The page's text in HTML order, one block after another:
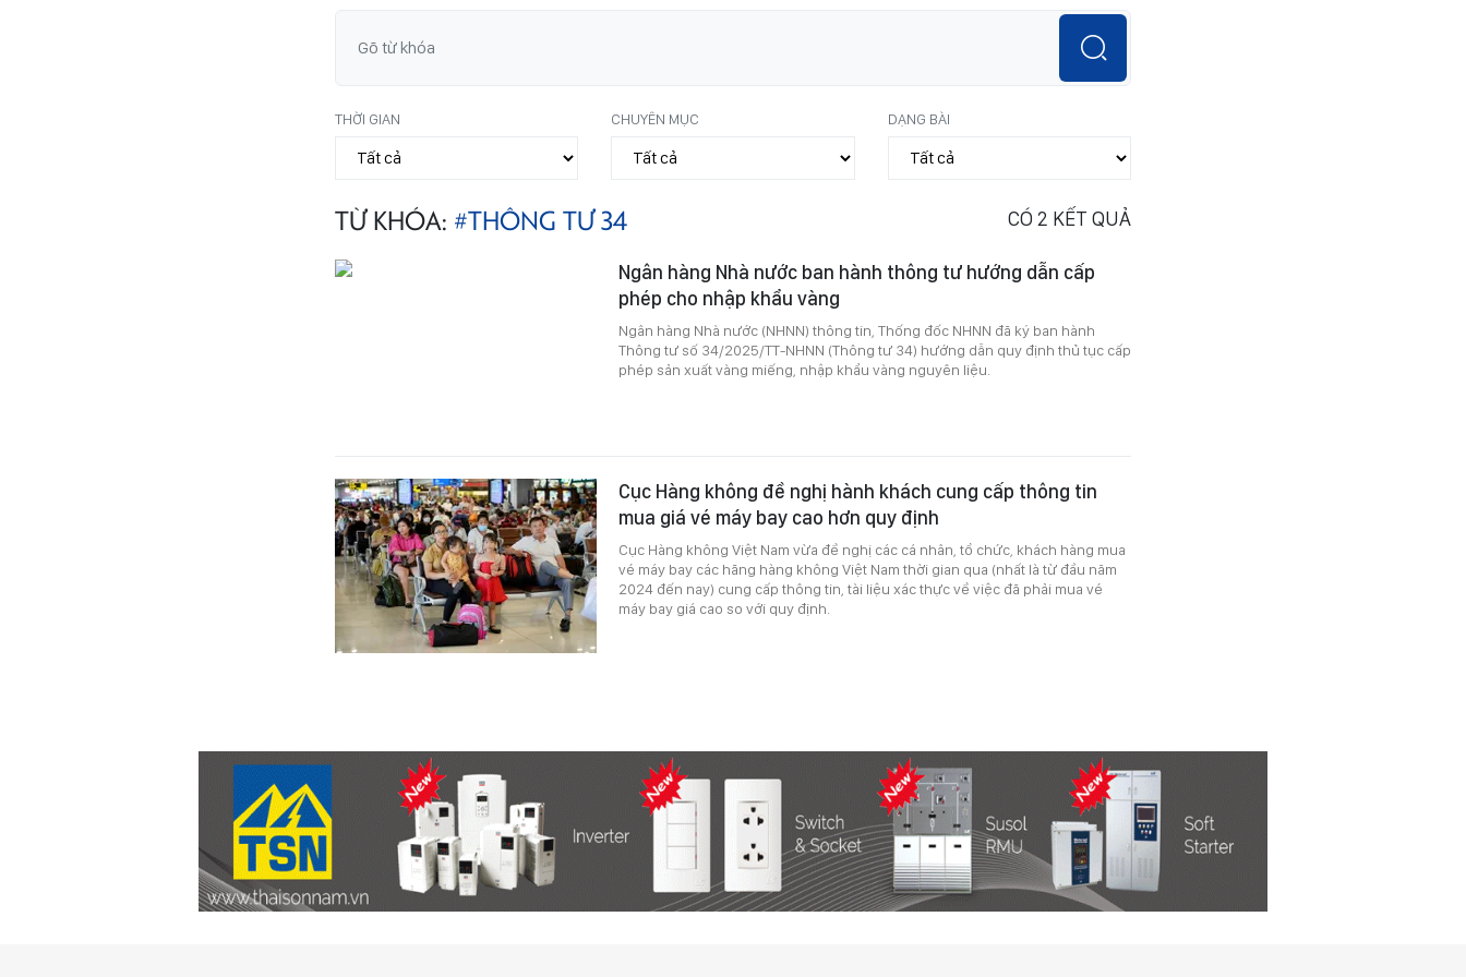
THỜI GIAN CHUYÊN MỤC DẠNG BÀI
TỪ KHÓA: #THÔNG TƯ 34 CÓ 2 KẾT QUẢ
Ngân hàng Nhà nước ban hành thông tư hướng dẫn cấp
phép cho nhập khẩu vàng
Ngân hàng Nhà nước (NHNN) thông tin, Thống đốc NHNN đã ký ban hành
Thông tư số 34/2025/TT-NHNN (Thông tư 34) hướng dẫn quy định thủ tục cấp
phép sản xuất vàng miếng, nhập khẩu vàng nguyên liệu.
Cục Hàng không đề nghị hành khách cung cấp thông tin
mua giá vé máy bay cao hơn quy định
Cục Hàng không Việt Nam vừa đề nghị các cá nhân, tổ chức, khách hàng mua
vé máy bay các hãng hàng không Việt Nam thời gian qua (nhất là từ đầu năm
2024 đến nay) cung cấp thông tin, tài liệu xác thực về việc đã phải mua vé
máy bay giá cao so với quy định.